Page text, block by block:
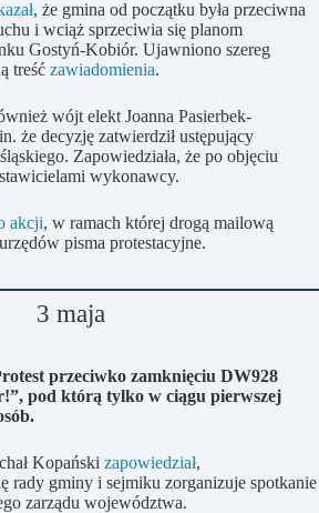
, że gmina od początku była przeciwna
i wciąż sprzeciwia się planom
Gostyń-Kobiór. Ujawniono szereg
treść zawiadomienia.
wójt elekt Joanna Pasierbek-
że decyzję zatwierdził ustępujący
Zapowiedziała, że po objęciu
wykonawcy.
akcji, w ramach której drogą mailową
pisma protestacyjne.
3 maja
przeciwko zamknięciu DW928
pod którą tylko w ciągu pierwszej
Kopański zapowiedział,
rady gminy i sejmiku zorganizuje spotkanie
zarządu województwa.